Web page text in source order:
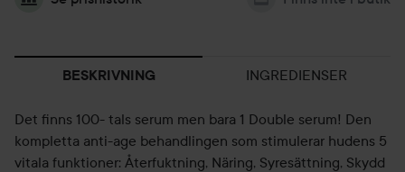
BESKRIVNING INGREDIENSER
Det finns 100- tals serum men bara 1 Double serum! Den
kompletta anti-age behandlingen som stimulerar hudens 5
vitala funktioner: Återfuktning, Näring, Syresättning, Skydd